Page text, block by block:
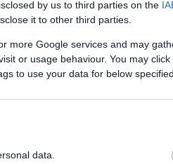
by us to third parties on the
it to other third parties.
more Google services and may
or usage behaviour. You may
to use your data for below
data.
csüggedt vagy lehangolt
Hogyan tudsz újra erőt
(99